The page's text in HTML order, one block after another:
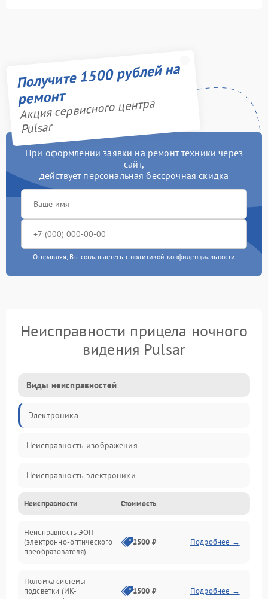
Получите 1500 рублей на
ремонт
Акция сервисного центра
Pulsar
При оформлении заявки на ремонт техники через
сайт,
действует персональная бессрочная скидка
Отправляя, Вы соглашаетесь с политикой конфиденциальности
Неисправности прицела ночного
видения Pulsar
Виды неисправностей
Электроника
Неисправность изображения
Неисправность электроники
Механические повреждения
Неисправность управления
Оптика
Неисправности Стоимость
Неисправность ЭОП
(электронно-оптического
преобразователя)
2500 ₽ Подробнее →
Поломка системы
подсветки (ИК-
1500 ₽ Подробнее →